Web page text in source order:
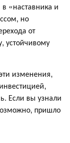
«наставника и
но
от
устойчивому
изменения,
Если вы узнали
пришло